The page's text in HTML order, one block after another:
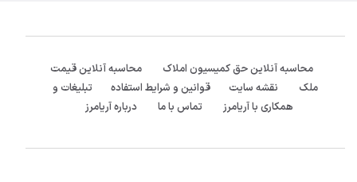
محاسبه آنلاین حق کمیسیون املاک
محاسبه آنلاین قیمت
ملک
نقشه سایت قوانین و شرایط استفاده
تبلیغات و
همکاری با آریامرز
تماس با ما درباره آریامرز